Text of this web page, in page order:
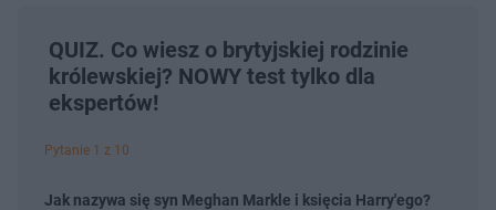
QUIZ. Co wiesz o brytyjskiej rodzinie
królewskiej? NOWY test tylko dla
ekspertów!
Pytanie 1 z 10
Jak nazywa się syn Meghan Markle i księcia Harry'ego?